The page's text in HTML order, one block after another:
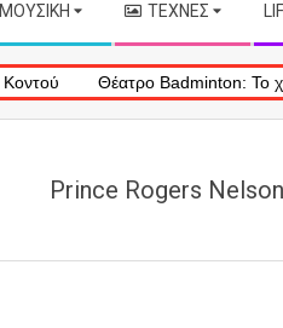
ΜΟΥΣΙΚΉ ΤΈΧΝΕΣ
Θέατρο Badminton: Το χρονικό
Prince Rogers Nelson